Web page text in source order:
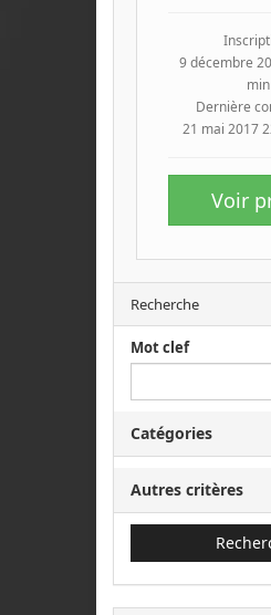
9 décembre
min
Dernière
21 mai 2017
Voir
Recherche
Mot clef
Catégories
Autres critères